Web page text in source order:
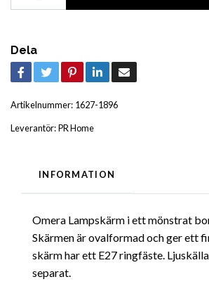
Dela
Artikelnummer: 1627-1896
Leverantör:PR Home
INFORMATION
Omera Lampskärm i ett mönstrat
Skärmen är ovalformad och ger ett
skärm har ett E27 ringfäste.
separat.